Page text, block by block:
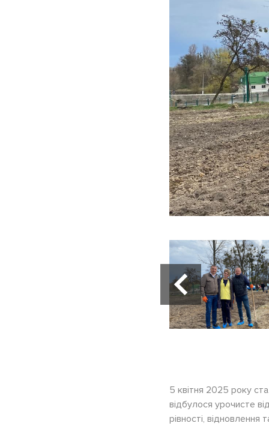
5 квітня 2025 року
відбулося урочисте
рівності,